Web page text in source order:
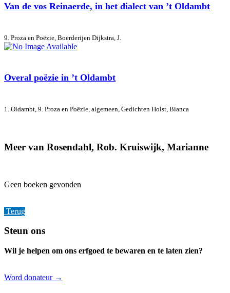
Van de vos Reinaerde, in het dialect van ’t Oldambt
9. Proza en Poëzie, Boerderijen Dijkstra, J.
Overal poëzie in ’t Oldambt
1. Oldambt, 9. Proza en Poëzie, algemeen, Gedichten Holst, Bianca
Meer van Rosendahl, Rob. Kruiswijk, Marianne
Geen boeken gevonden
Terug
Footer
Steun ons
Wil je helpen om ons erfgoed te bewaren en te laten zien?
Word donateur →